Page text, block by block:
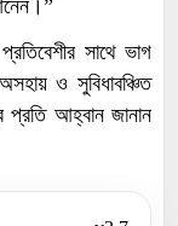
সাথে ভাগ
ও সুবিধাবঞ্চিত
প্রতি আহ্বান জানান